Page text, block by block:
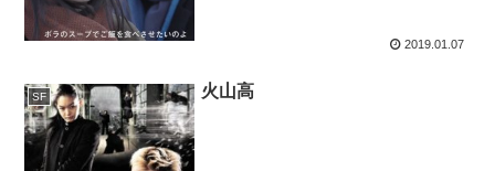
2019.01.07
SF 火山高